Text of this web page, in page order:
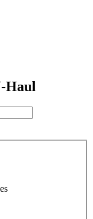
Haul